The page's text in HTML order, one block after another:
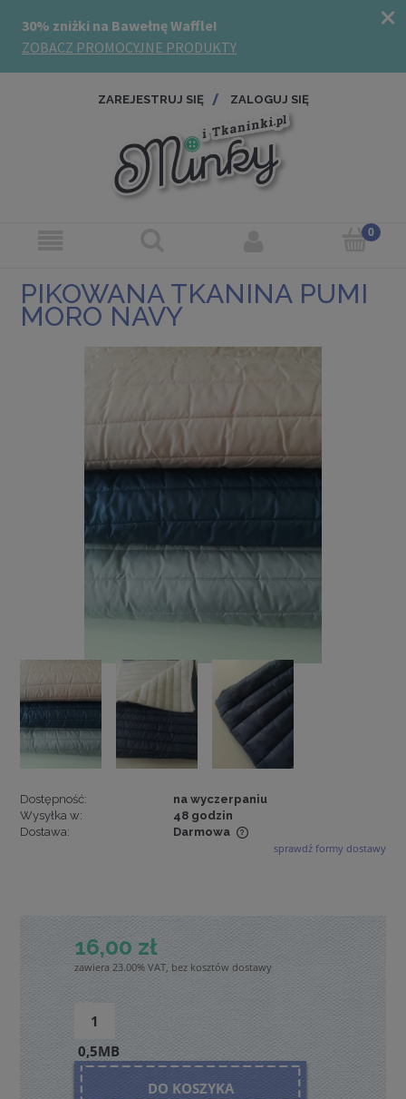
ZAREJESTRUJ SIĘ ZALOGUJ SIĘ
PIKOWANA TKANINA PUMI
MORO NAVY
Dostępność:
na wyczerpaniu
Wysyłka w:
48 godzin
Dostawa:
Darmowa
Cena nie zawiera ewentualnych kosztów płatności
sprawdź formy dostawy
16,00 zł
zawiera 23.00% VAT, bez kosztów dostawy
0,5MB
DO KOSZYKA